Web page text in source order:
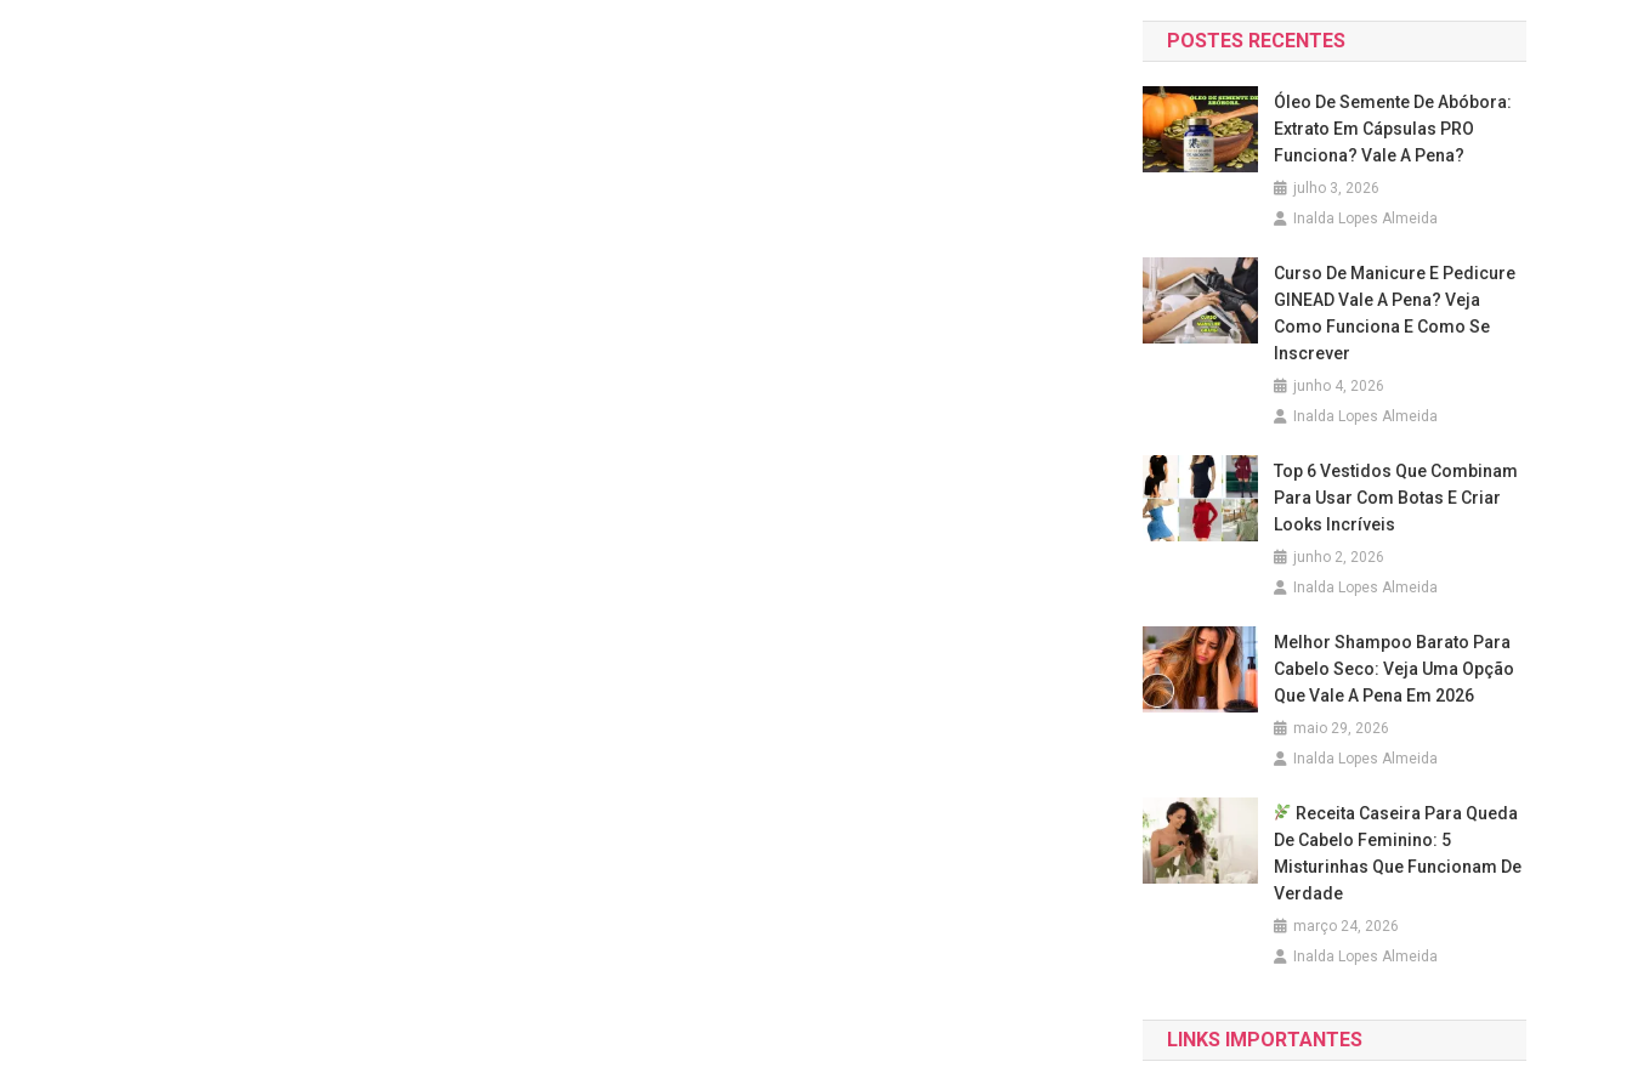
POSTES RECENTES
Óleo De Semente De Abóbora:
Extrato Em Cápsulas PRO
Funciona? Vale A Pena?
julho 3, 2026
Inalda Lopes Almeida
Curso De Manicure E Pedicure
GINEAD Vale A Pena? Veja
Como Funciona E Como Se
Inscrever
junho 4, 2026
Inalda Lopes Almeida
Top 6 Vestidos Que Combinam
Para Usar Com Botas E Criar
Looks Incríveis
junho 2, 2026
Inalda Lopes Almeida
Melhor Shampoo Barato Para
Cabelo Seco: Veja Uma Opção
Que Vale A Pena Em 2026
maio 29, 2026
Inalda Lopes Almeida
Receita Caseira Para Queda
De Cabelo Feminino: 5
Misturinhas Que Funcionam De
Verdade
março 24, 2026
Inalda Lopes Almeida
LINKS IMPORTANTES